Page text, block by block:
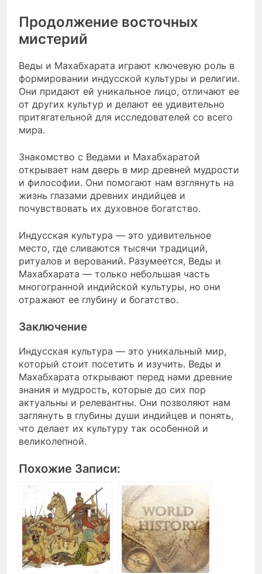
Продолжение восточных
мистерий
Веды и Махабхарата играют ключевую роль в
формировании индусской культуры и религии.
Они придают ей уникальное лицо, отличают ее
от других культур и делают ее удивительно
притягательной для исследователей со всего
мира.
Знакомство с Ведами и Махабхаратой
открывает нам дверь в мир древней мудрости
и философии. Они помогают нам взглянуть на
жизнь глазами древних индийцев и
почувствовать их духовное богатство.
Индусская культура — это удивительное
место, где сливаются тысячи традиций,
ритуалов и верований. Разумеется, Веды и
Махабхарата — только небольшая часть
многогранной индийской культуры, но они
отражают ее глубину и богатство.
Заключение
Индусская культура — это уникальный мир,
который стоит посетить и изучить. Веды и
Махабхарата открывают перед нами древние
знания и мудрость, которые до сих пор
актуальны и релевантны. Они позволяют нам
заглянуть в глубины души индийцев и понять,
что делает их культуру так особенной и
великолепной.
Похожие Записи: